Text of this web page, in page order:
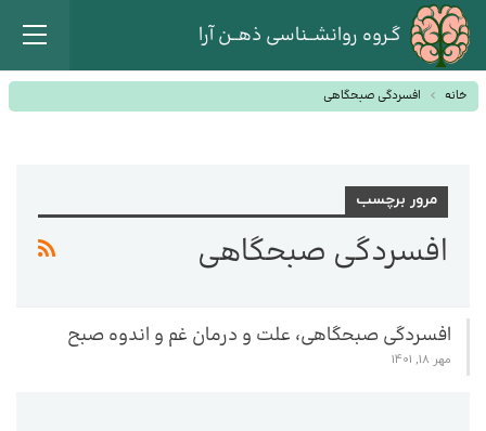
گـروه روانشــناسی ذهــن آرا
خانه افسردگی صبحگاهی
مرور برچسب
افسردگی صبحگاهی
افسردگی صبحگاهی، علت و درمان غم و اندوه صبح
مهر 18, 1401